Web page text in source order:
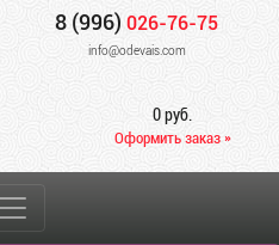
8 (996) 026-76-75
info@odevais.com
0 руб.
Оформить заказ »